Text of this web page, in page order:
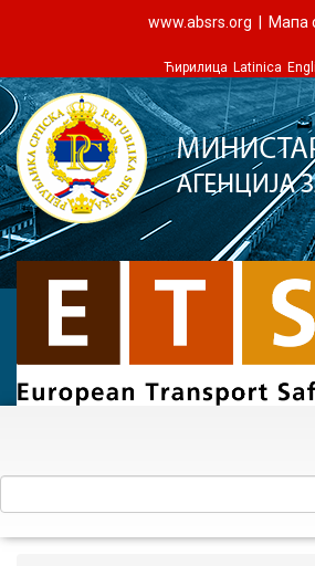
www.absrs.org Мапа
Ћирилица Latinica